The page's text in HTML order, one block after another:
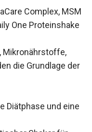
Complex,
Daily One
Mikronährstoffe,
die Grundlage
Diätphase und